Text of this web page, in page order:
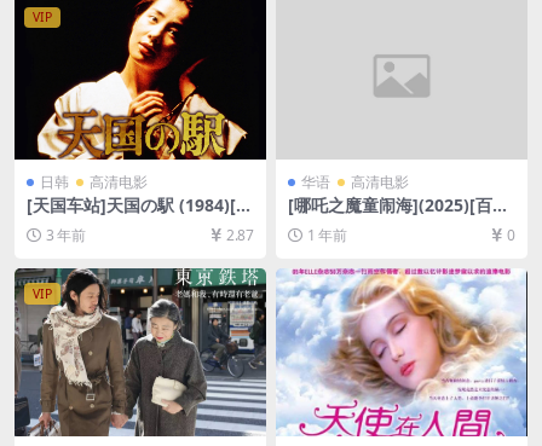
VIP
日韩 高清电影
[天国车站]天国の駅 (1984)[百
度网盘+夸克网盘1080P超清
未删减资源][网盘在线播放/下
载][MP4/8.4GB][日语中字]
3 年前 2.87
华语 高清电影
[哪吒之魔童闹海](2025)[百度
网盘+夸克网盘4K/1080P超清
未删减资源][网盘在线播放/下
载][MP4/MKV][中文字幕]
1 年前 0
VIP